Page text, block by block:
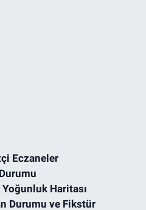
Eczaneler
Haritası
Durumu ve Fikstür